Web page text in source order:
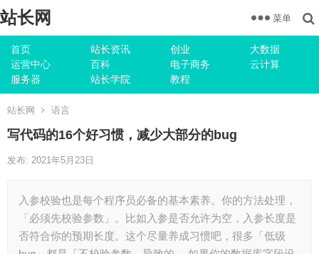
站长网
首页 站长资讯 创业
大数据
运营中心
百科 电子商务
云计算
服务器
站长学院 教程
菜单
站长网 语言
写代码的16个好习惯，减少大部分的bug
发布: 2021年5月23日
入参校验也是每个程序员必备的基本素养。你的方法处理，
「必须先校验参数」。比如入参是否允许为空，入参长度是
否符合你的预期长度。这个尽量养成习惯吧，很多「低级